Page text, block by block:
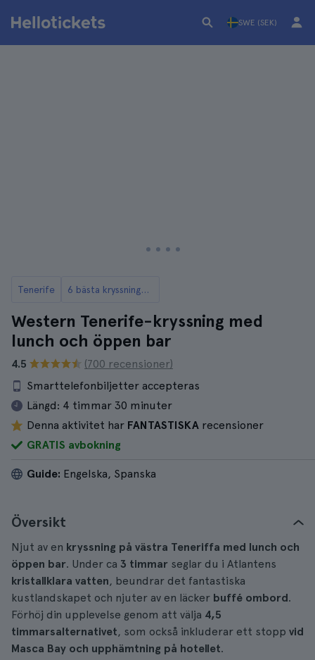
SWE (SEK)
Tenerife 6 bästa kryssningar och båtturer på Teneriffa
Western Tenerife-kryssning med
lunch och öppen bar
4.5
(700 recensioner)
Smarttelefonbiljetter accepteras
Längd: 4 timmar 30 minuter
Denna aktivitet har FANTASTISKA recensioner
GRATIS avbokning
Guide: Engelska, Spanska
Översikt
Njut av en kryssning på västra Teneriffa med lunch och
öppen bar. Under ca 3 timmar seglar du i Atlantens
kristallklara vatten, beundrar det fantastiska
kustlandskapet och njuter av en läcker buffé ombord.
Förhöj din upplevelse genom att välja 4,5
timmarsalternativet, som också inkluderar ett stopp vid
Masca Bay och upphämtning på hotellet.